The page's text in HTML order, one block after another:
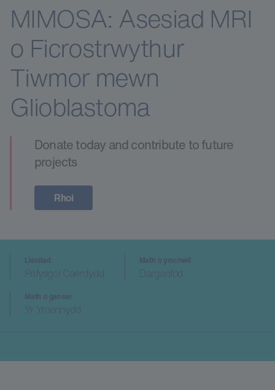
MIMOSA: Asesiad MRI
o Ficrostrwythur
Tiwmor mewn
Glioblastoma
Donate today and contribute to future
projects
Rhoi
Lleoliad
Prifysgol Caerdydd
Math o ymchwil
Darganfod
Math o ganser
Yr Ymennydd